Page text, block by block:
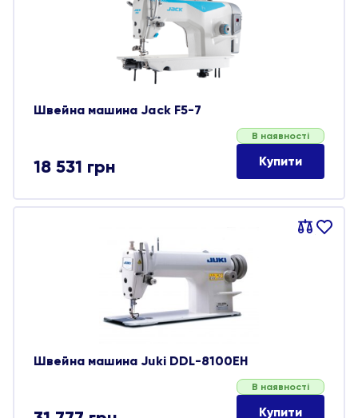
Швейна машина Jack F5-7
18 531 грн
В наявності
Купити
Порівняти
В
Швейна машина Juki DDL-8100ЕН
В наявності
Купити